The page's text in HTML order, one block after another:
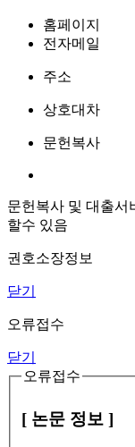
홈페이지
전자메일
주소
상호대차
문헌복사
문헌복사 및 대출서
할수 있음
권호소장정보
닫기
오류접수
닫기
오류접수
[ 논문 정보 ]